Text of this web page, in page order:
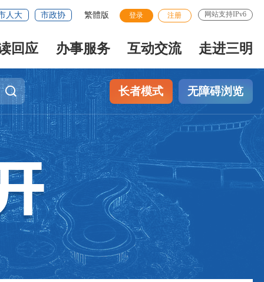
人大 市政协 繁體版 登录 注册 网站支持IPv6
回应 办事服务 互动交流 走进三明
长者模式 无障碍浏览